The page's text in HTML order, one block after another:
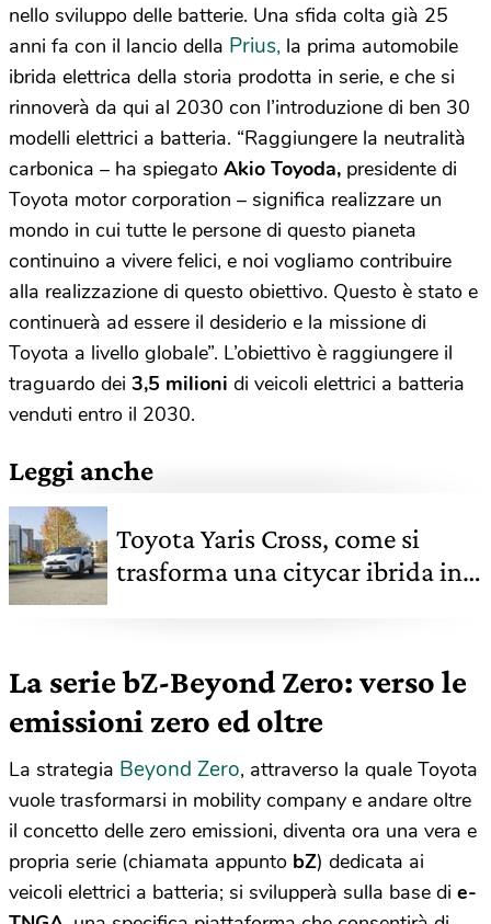
nello sviluppo delle batterie. Una sfida colta già 25
anni fa con il lancio della Prius, la prima automobile
ibrida elettrica della storia prodotta in serie, e che si
rinnoverà da qui al 2030 con l’introduzione di ben 30
modelli elettrici a batteria. “Raggiungere la neutralità
carbonica – ha spiegato Akio Toyoda, presidente di
Toyota motor corporation – significa realizzare un
mondo in cui tutte le persone di questo pianeta
continuino a vivere felici, e noi vogliamo contribuire
alla realizzazione di questo obiettivo. Questo è stato e
continuerà ad essere il desiderio e la missione di
Toyota a livello globale”. L’obiettivo è raggiungere il
traguardo dei 3,5 milioni di veicoli elettrici a batteria
venduti entro il 2030.
Leggi anche
Toyota Yaris Cross, come si
trasforma una citycar ibrida in
La serie bZ-Beyond Zero: verso le
emissioni zero ed oltre
La strategia Beyond Zero, attraverso la quale Toyota
vuole trasformarsi in mobility company e andare oltre
il concetto delle zero emissioni, diventa ora una vera e
propria serie (chiamata appunto bZ) dedicata ai
veicoli elettrici a batteria; si svilupperà sulla base di e-